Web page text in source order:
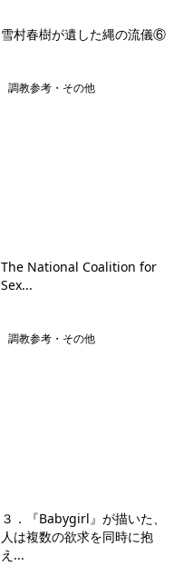
雪村春樹が遺した縄の流儀⑥
調教参考・その他
The National Coalition for
Sex...
調教参考・その他
３．『Babygirl』が描いた、
人は複数の欲求を同時に抱
え...